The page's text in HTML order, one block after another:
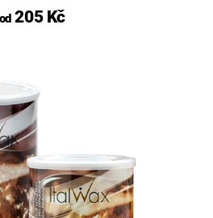
od205 Kč